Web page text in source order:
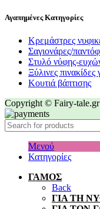
Αγαπημένες Κατηγορίες
Κρεμάστρες
Σαγιονάρες/
Στυλό νύφης-
Ξύλινες πινακίδες
Κουτιά βάπτισης
Copyright © Fairy-
Μενού
Κατηγορίες
ΓΑΜΟΣ
Back
ΓΙΑ ΤΗ